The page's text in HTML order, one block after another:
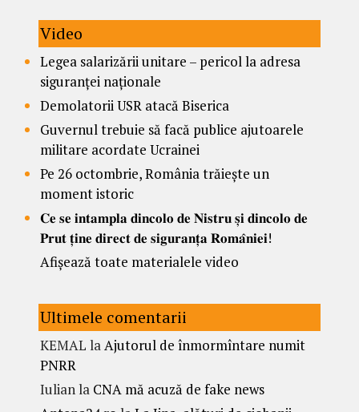
Video
Legea salarizării unitare – pericol la adresa
siguranței naționale
Demolatorii USR atacă Biserica
Guvernul trebuie să facă publice ajutoarele
militare acordate Ucrainei
Pe 26 octombrie, România trăiește un
moment istoric
𝐂𝐞 𝐬𝐞 𝐢𝐧𝐭𝐚𝐦𝐩𝐥𝐚 𝐝𝐢𝐧𝐜𝐨𝐥𝐨 𝐝𝐞 𝐍𝐢𝐬𝐭𝐫𝐮 𝐬̦𝐢 𝐝𝐢𝐧𝐜𝐨𝐥𝐨 𝐝𝐞
𝐏𝐫𝐮𝐭 𝐭̦𝐢𝐧𝐞 𝐝𝐢𝐫𝐞𝐜𝐭 𝐝𝐞 𝐬𝐢𝐠𝐮𝐫𝐚𝐧𝐭̦𝐚 𝐑𝐨𝐦𝐚̂𝐧𝐢𝐞𝐢!
Afișează toate materialele video
Ultimele comentarii
KEMAL laAjutorul de înmormîntare numit
PNRR
Iulianla CNA mă acuză de fake news